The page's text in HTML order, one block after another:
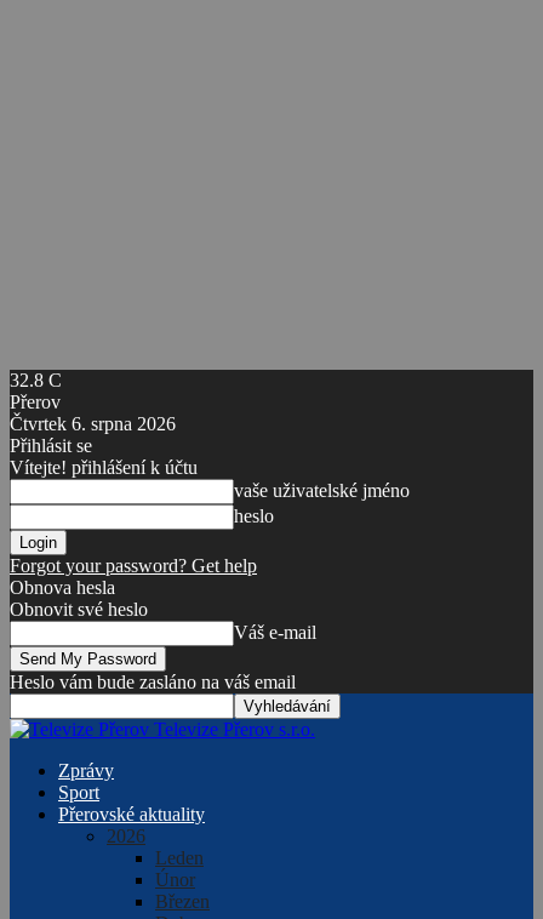
32.8 C
Přerov
Čtvrtek 6. srpna 2026
Přihlásit se
Vítejte! přihlášení k účtu
vaše uživatelské jméno
heslo
Forgot your password? Get help
Obnova hesla
Obnovit své heslo
Váš e-mail
Heslo vám bude zasláno na váš email
Televize Přerov s.r.o.
Zprávy
Sport
Přerovské aktuality
2026
Leden
Únor
Březen